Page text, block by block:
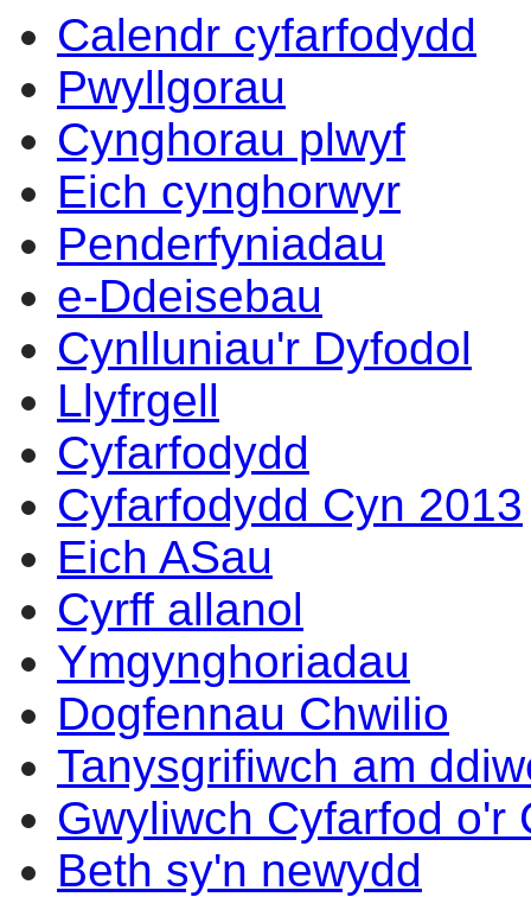
Calendr cyfarfodydd
Pwyllgorau
Cynghorau plwyf
Eich cynghorwyr
Penderfyniadau
e-Ddeisebau
Cynlluniau'r Dyfodol
Llyfrgell
Cyfarfodydd
Cyfarfodydd Cyn 2013
Eich ASau
Cyrff allanol
Ymgynghoriadau
Dogfennau Chwilio
Tanysgrifiwch am
Gwyliwch Cyfarfod o'r
Beth sy'n newydd
14:00
14:00
14:00
14:00
14:00
14:00
14:00
14:00
14:00
17:30
12:00
10:00
17:00
15:30
13:30
14:00
14:00